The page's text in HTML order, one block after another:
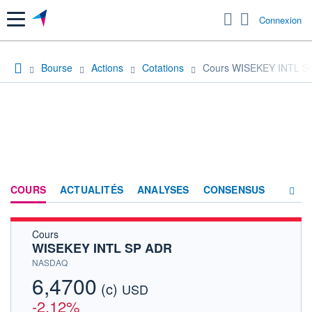
Menu Connexion
Bourse Actions Cotations Cours WISEKEY INTL
COURS ACTUALITÉS ANALYSES CONSENSUS
Cours
WISEKEY INTL SP ADR
NASDAQ
6,4700 (c) USD
-2,12%